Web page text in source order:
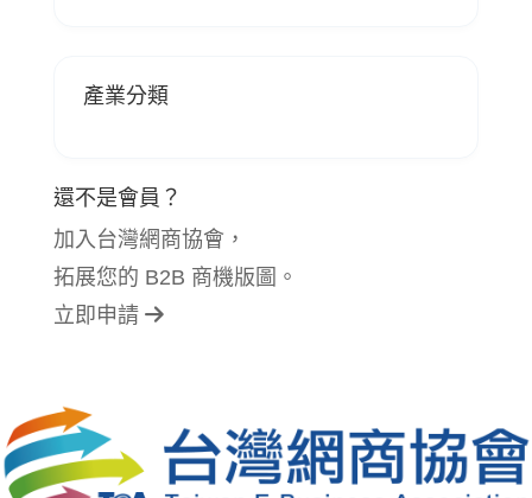
產業分類
還不是會員？
加入台灣網商協會，
拓展您的 B2B 商機版圖。
立即申請